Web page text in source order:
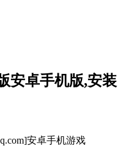
安卓手机版,安装
安卓手机游戏